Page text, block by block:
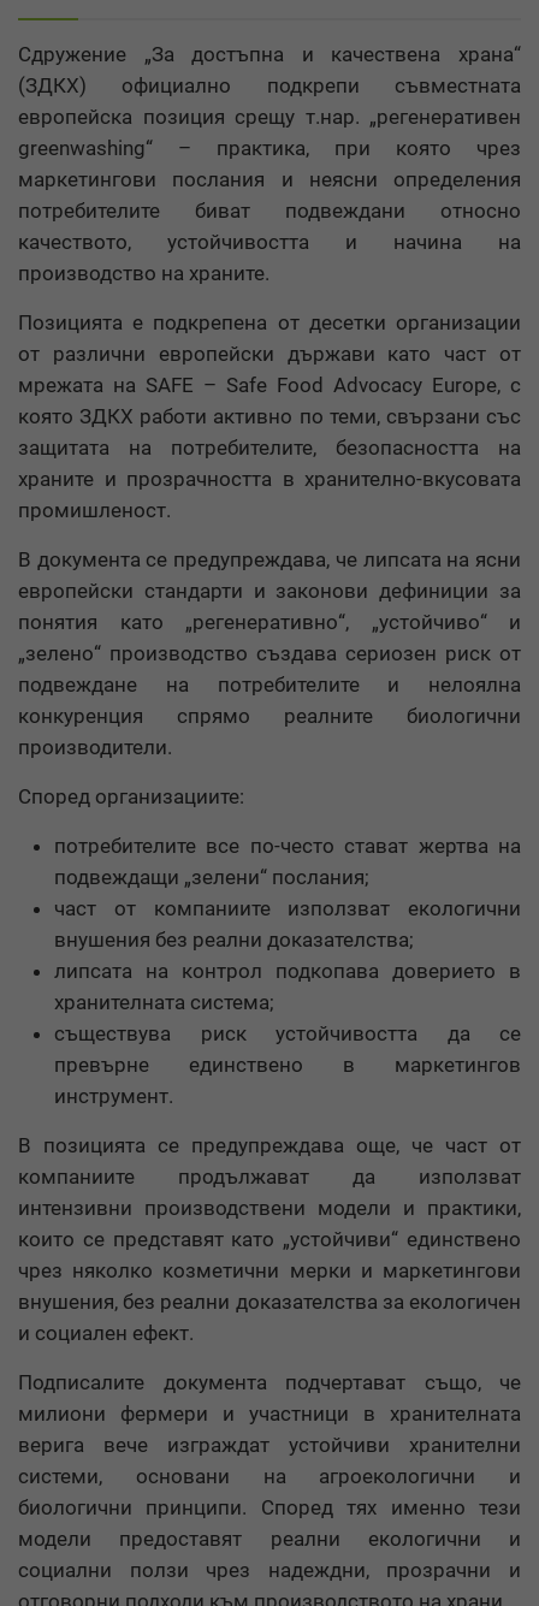
Сдружение „За достъпна и качествена храна“
(ЗДКХ) официално подкрепи съвместната
европейска позиция срещу т.нар. „регенеративен
greenwashing“ – практика, при която чрез
маркетингови послания и неясни определения
потребителите биват подвеждани относно
качеството, устойчивостта и начина на
производство на храните.
Позицията е подкрепена от десетки организации
от различни европейски държави като част от
мрежата на SAFE – Safe Food Advocacy Europe, с
която ЗДКХ работи активно по теми, свързани със
защитата на потребителите, безопасността на
храните и прозрачността в хранително-вкусовата
промишленост.
В документа се предупреждава, че липсата на ясни
европейски стандарти и законови дефиниции за
понятия като „регенеративно“, „устойчиво“ и
„зелено“ производство създава сериозен риск от
подвеждане на потребителите и нелоялна
конкуренция спрямо реалните биологични
производители.
Според организациите:
потребителите все по-често стават жертва на
подвеждащи „зелени“ послания;
част от компаниите използват екологични
внушения без реални доказателства;
липсата на контрол подкопава доверието в
хранителната система;
съществува риск устойчивостта да се
превърне единствено в маркетингов
инструмент.
В позицията се предупреждава още, че част от
компаниите продължават да използват
интензивни производствени модели и практики,
които се представят като „устойчиви“ единствено
чрез няколко козметични мерки и маркетингови
внушения, без реални доказателства за екологичен
и социален ефект.
Подписалите документа подчертават също, че
милиони фермери и участници в хранителната
верига вече изграждат устойчиви хранителни
системи, основани на агроекологични и
биологични принципи. Според тях именно тези
модели предоставят реални екологични и
социални ползи чрез надеждни, прозрачни и
отговорни подходи към производството на храни.